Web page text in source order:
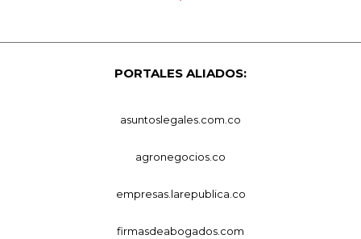
PORTALES ALIADOS:
asuntoslegales.com.co
agronegocios.co
empresas.larepublica.co
firmasdeabogados.com